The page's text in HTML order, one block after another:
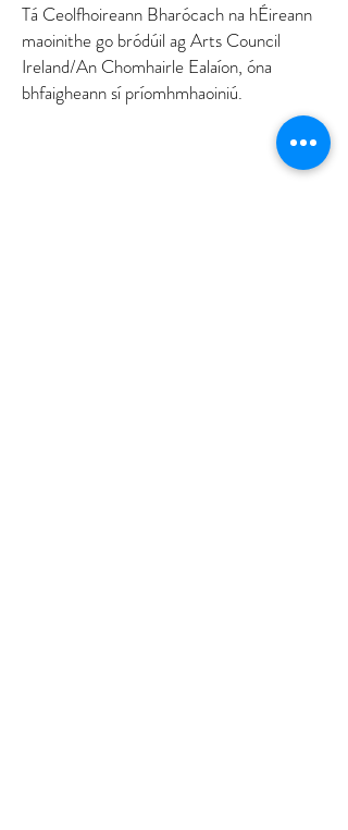
Tá Ceolfhoireann Bharócach na hÉireann
maoinithe go bródúil ag Arts Council
Ireland/An Chomhairle Ealaíon, óna
bhfaigheann sí príomhmhaoiniú.